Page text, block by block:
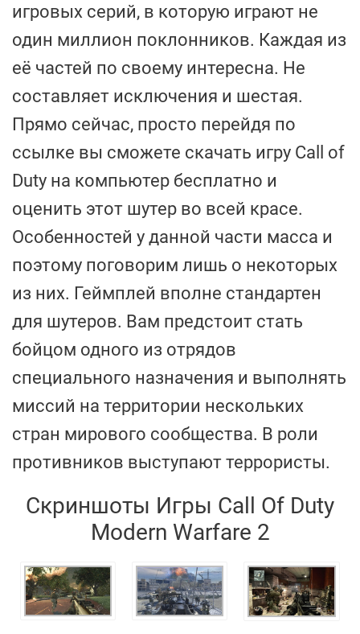
игровых серий, в которую играют не
один миллион поклонников. Каждая из
её частей по своему интересна. Не
составляет исключения и шестая.
Прямо сейчас, просто перейдя по
ссылке вы сможете скачать игру Call of
Duty на компьютер бесплатно и
оценить этот шутер во всей красе.
Особенностей у данной части масса и
поэтому поговорим лишь о некоторых
из них. Геймплей вполне стандартен
для шутеров. Вам предстоит стать
бойцом одного из отрядов
специального назначения и выполнять
миссий на территории нескольких
стран мирового сообщества. В роли
противников выступают террористы.
Скриншоты Игры Call Of Duty
Modern Warfare 2